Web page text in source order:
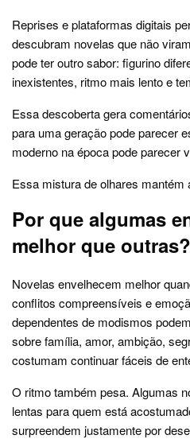
Reprises e plataformas digitais
descubram novelas que não
pode ter outro sabor: figurino
inexistentes, ritmo mais lento e
Essa descoberta gera
para uma geração pode parecer
moderno na época pode parecer
Essa mistura de olhares mantém
Por que algumas
melhor que outras?
Novelas envelhecem melhor
conflitos compreensíveis e
dependentes de modismos
sobre família, amor, ambição,
costumam continuar fáceis de
O ritmo também pesa. Algumas
lentas para quem está
surpreendem justamente por